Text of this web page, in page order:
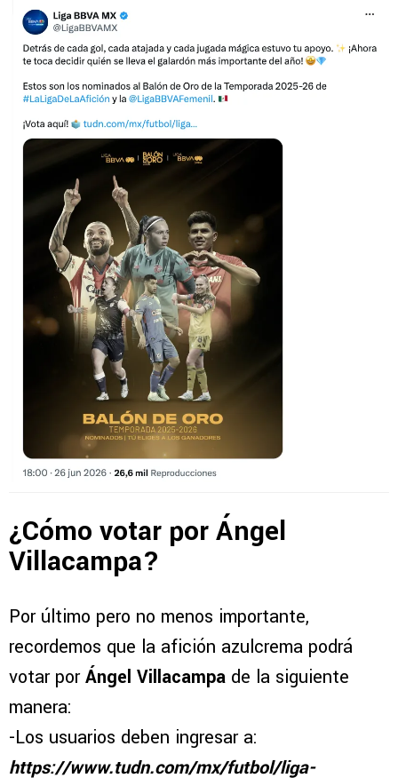
¿Cómo votar por Ángel
Villacampa?
Por último pero no menos importante,
recordemos que la afición azulcrema podrá
votar porÁngel Villacampa de la siguiente
manera:
-Los usuarios deben ingresar a:
https://www.tudn.com/mx/futbol/liga-